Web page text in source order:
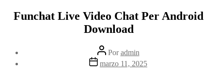
Funchat Live Video Chat Per Android
Download
Autor
de
la
Poradmin
Fechamarzo 11, 2025